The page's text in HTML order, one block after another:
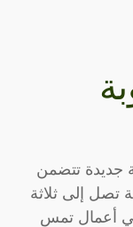
جديدة تتضمن
إلى ثلاثة
أعمال تمس